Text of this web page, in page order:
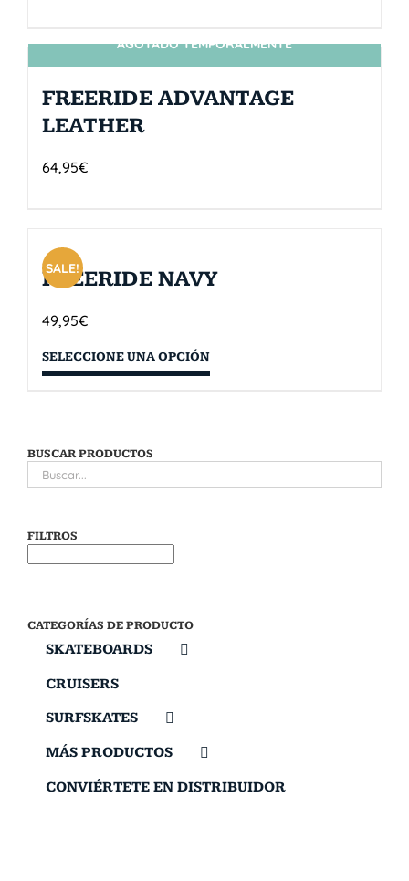
SIN STOCK
AGOTADO TEMPORALMENTE
FREERIDE ADVANTAGE
LEATHER
64,95€
SALE!
FREERIDE NAVY
49,95€
SELECCIONE UNA OPCIÓN
BUSCAR PRODUCTOS
FILTROS
CATEGORÍAS DE PRODUCTO
SKATEBOARDS
CRUISERS
SURFSKATES
MÁS PRODUCTOS
CONVIÉRTETE EN DISTRIBUIDOR